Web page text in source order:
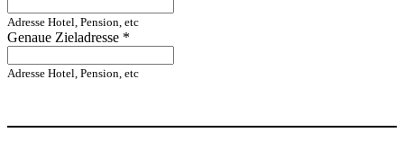
Adresse Hotel, Pension, etc
Genaue Zieladresse *
Adresse Hotel, Pension, etc